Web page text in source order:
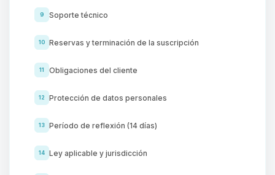
9 Soporte técnico
10 Reservas y terminación de la suscripción
11 Obligaciones del cliente
12 Protección de datos personales
13 Período de reflexión (14 días)
14 Ley aplicable y jurisdicción